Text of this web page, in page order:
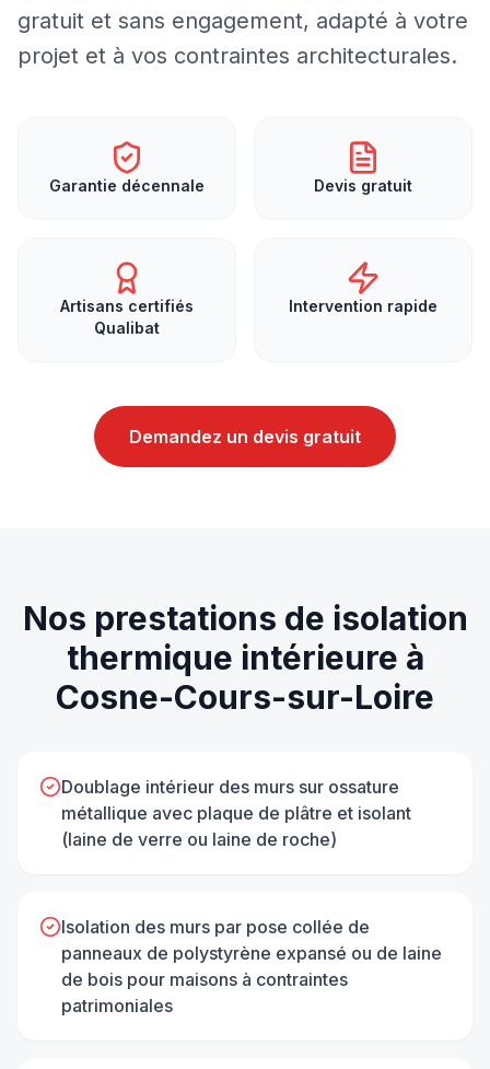
gratuit et sans engagement, adapté à votre
projet et à vos contraintes architecturales.
Garantie décennale Devis gratuit
Artisans certifiés
Qualibat
Intervention rapide
Demandez un devis gratuit
Nos prestations de isolation
thermique intérieure à
Cosne-Cours-sur-Loire
Doublage intérieur des murs sur ossature
métallique avec plaque de plâtre et isolant
(laine de verre ou laine de roche)
Isolation des murs par pose collée de
panneaux de polystyrène expansé ou de laine
de bois pour maisons à contraintes
patrimoniales